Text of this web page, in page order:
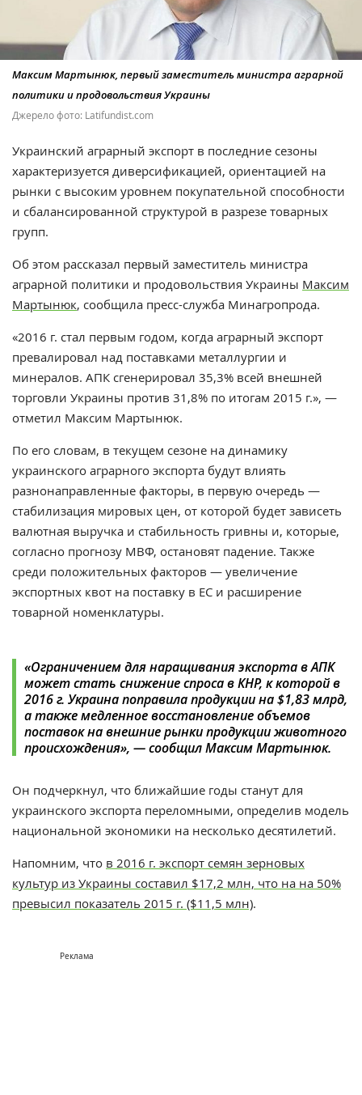
Максим Мартынюк, первый заместитель министра аграрной
политики и продовольствия Украины
Джерело фото: Latifundist.com
Украинский аграрный экспорт в последние сезоны
характеризуется диверсификацией, ориентацией на
рынки с высоким уровнем покупательной способности
и сбалансированной структурой в разрезе товарных
групп.
Об этом рассказал первый заместитель министра
аграрной политики и продовольствия Украины Максим
Мартынюк, сообщила пресс-служба Минагропрода.
«2016 г. стал первым годом, когда аграрный экспорт
превалировал над поставками металлургии и
минералов. АПК сгенерировал 35,3% всей внешней
торговли Украины против 31,8% по итогам 2015 г.», —
отметил Максим Мартынюк.
По его словам, в текущем сезоне на динамику
украинского аграрного экспорта будут влиять
разнонаправленные факторы, в первую очередь —
стабилизация мировых цен, от которой будет зависеть
валютная выручка и стабильность гривны и, которые,
согласно прогнозу МВФ, остановят падение. Также
среди положительных факторов — увеличение
экспортных квот на поставку в ЕС и расширение
товарной номенклатуры.
«Ограничением для наращивания экспорта в АПК
может стать снижение спроса в КНР, к которой в
2016 г. Украина поправила продукции на $1,83 млрд,
а также медленное восстановление объемов
поставок на внешние рынки продукции животного
происхождения», — сообщил Максим Мартынюк.
Он подчеркнул, что ближайшие годы станут для
украинского экспорта переломными, определив модель
национальной экономики на несколько десятилетий.
Напомним, что в 2016 г. экспорт семян зерновых
культур из Украины составил $17,2 млн, что на на 50%
превысил показатель 2015 г. ($11,5 млн).
Реклама